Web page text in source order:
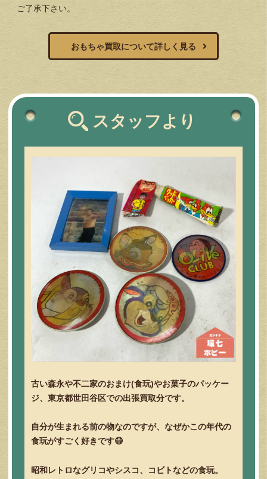
ご了承下さい。
おもちゃ買取について詳しく見る
スタッフより
古い森永や不二家のおまけ(食玩)やお菓子のパッケー
ジ、東京都世田谷区での出張買取分です。
自分が生まれる前の物なのですが、なぜかこの年代の
食玩がすごく好きです😷
昭和レトロなグリコやシスコ、コビトなどの食玩。